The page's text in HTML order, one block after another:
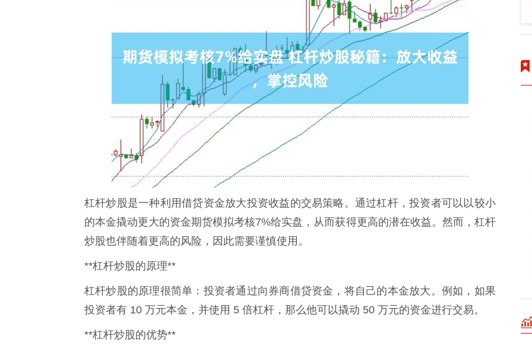
杠杆炒股是一种利用借贷资金放大投资收益的交易策略。通过杠杆，投资者可以以较小
的本金撬动更大的资金期货模拟考核7%给实盘，从而获得更高的潜在收益。然而，杠杆
炒股也伴随着更高的风险，因此需要谨慎使用。
**杠杆炒股的原理**
杠杆炒股的原理很简单：投资者通过向券商借贷资金，将自己的本金放大。例如，如果
投资者有 10 万元本金，并使用 5 倍杠杆，那么他可以撬动 50 万元的资金进行交易。
**杠杆炒股的优势**